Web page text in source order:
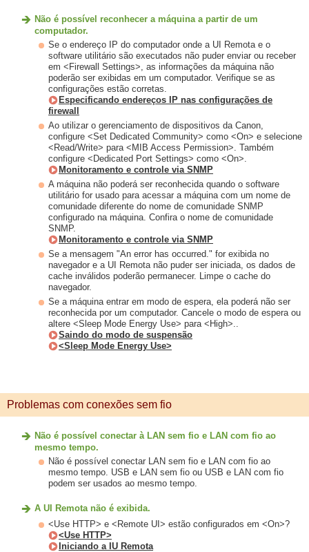
Não é possível reconhecer a máquina a partir de um
computador.
Se o endereço IP do computador onde a UI Remota e o
software utilitário são executados não puder enviar ou receber
em <Firewall Settings>, as informações da máquina não
poderão ser exibidas em um computador. Verifique se as
configurações estão corretas.
Especificando endereços IP nas configurações de
firewall
Ao utilizar o gerenciamento de dispositivos da Canon,
configure <Set Dedicated Community> como <On> e selecione
<Read/Write> para <MIB Access Permission>. Também
configure <Dedicated Port Settings> como <On>.
Monitoramento e controle via SNMP
A máquina não poderá ser reconhecida quando o software
utilitário for usado para acessar a máquina com um nome de
comunidade diferente do nome de comunidade SNMP
configurado na máquina. Confira o nome de comunidade
SNMP.
Monitoramento e controle via SNMP
Se a mensagem "An error has occurred." for exibida no
navegador e a UI Remota não puder ser iniciada, os dados de
cache inválidos poderão permanecer. Limpe o cache do
navegador.
Se a máquina entrar em modo de espera, ela poderá não ser
reconhecida por um computador. Cancele o modo de espera ou
altere <Sleep Mode Energy Use> para <High>..
Saindo do modo de suspensão
<Sleep Mode Energy Use>
Problemas com conexões sem fio
Não é possível conectar à LAN sem fio e LAN com fio ao
mesmo tempo.
Não é possível conectar LAN sem fio e LAN com fio ao
mesmo tempo. USB e LAN sem fio ou USB e LAN com fio
podem ser usados ao mesmo tempo.
A UI Remota não é exibida.
<Use HTTP> e <Remote UI> estão configurados em <On>?
<Use HTTP>
Iniciando a IU Remota